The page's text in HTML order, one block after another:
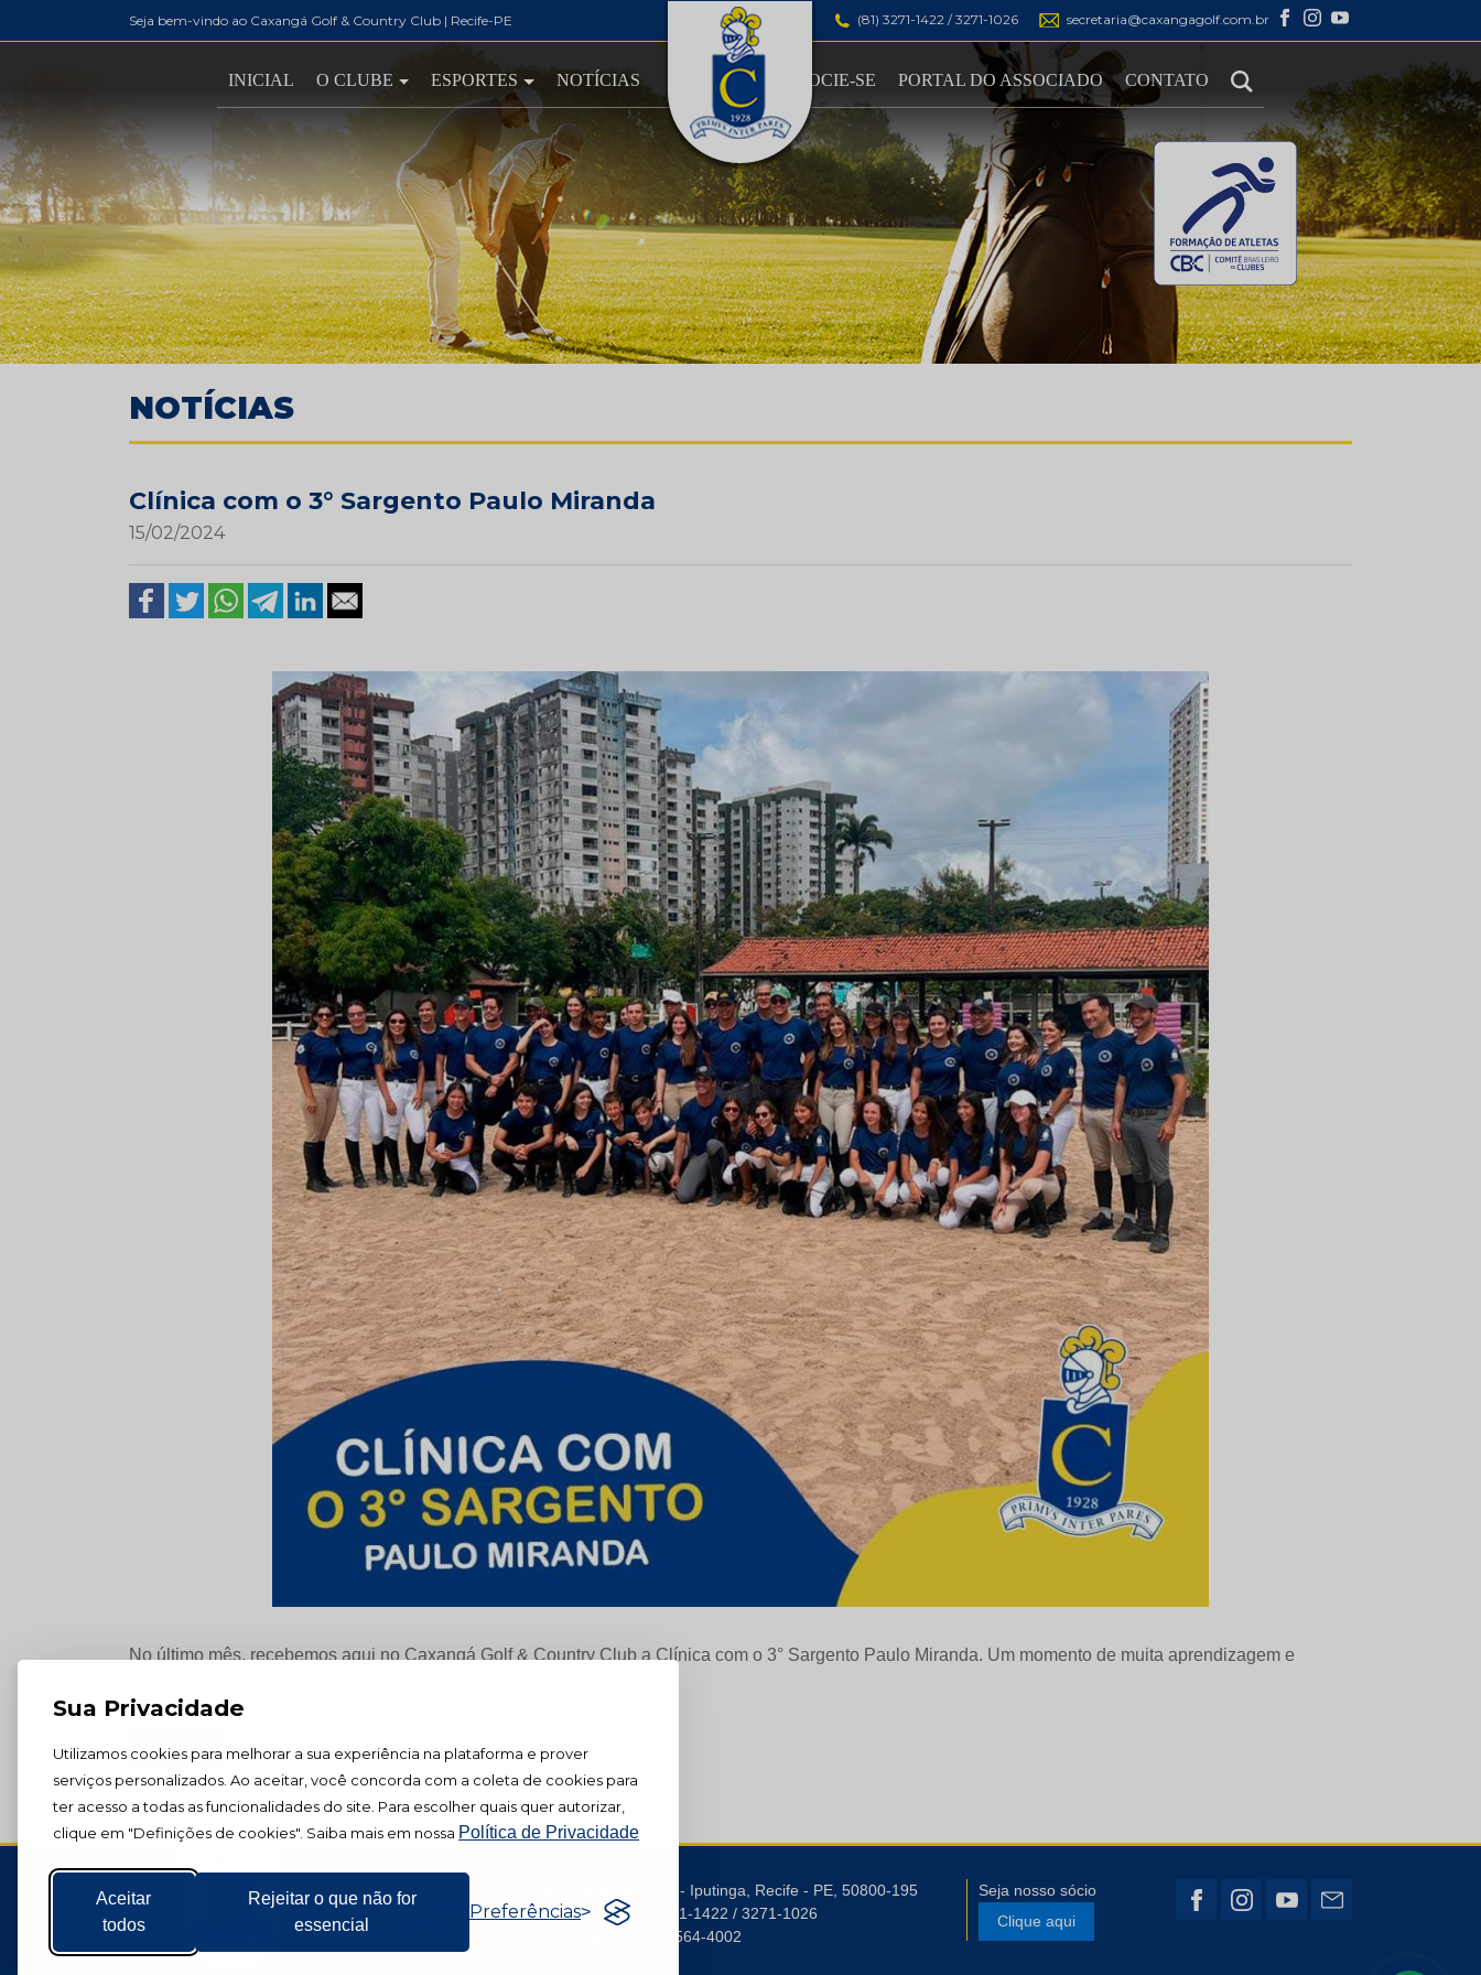
Sua Privacidade
Utilizamos cookies para melhorar a sua experiência na plataforma e prover
serviços personalizados. Ao aceitar, você concorda com a coleta de cookies para
ter acesso a todas as funcionalidades do site. Para escolher quais quer autorizar,
clique em "Definições de cookies". Saiba mais em nossa Política de Privacidade
Aceitar
todos
Rejeitar o que não for
essencial
Preferências
Seja bem-vindo ao Caxangá Golf & Country Club | Recife-PE (81) 3271-1422 / 3271-1026 secretaria@caxangagolf.com.br
INICIAL O CLUBE ESPORTES NOTÍCIAS ASSOCIE-SE PORTAL DO ASSOCIADO CONTATO
NOTÍCIAS
Clínica com o 3° Sargento Paulo Miranda
15/02/2024
No último mês, recebemos aqui no Caxangá Golf & Country Club a Clínica com o 3° Sargento Paulo Miranda. Um momento de muita aprendizagem e
« Voltar
Av. Caxangá, 5362 - Iputinga, Recife - PE, 50800-195
Telefones: (81) 3271-1422 / 3271-1026
WhatsApp: (81) 98564-4002
Seja nosso sócio
Clique aqui